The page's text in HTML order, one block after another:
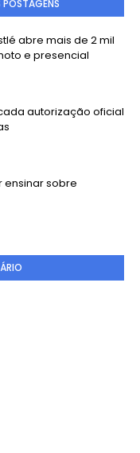
abre mais de 2 mil
e presencial
autorização oficial
ensinar sobre